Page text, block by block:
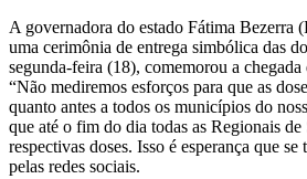
A governadora do estado Fátima Bezerra
uma cerimônia de entrega simbólica das
segunda-feira (18), comemorou a
“Não mediremos esforços para que as
quanto antes a todos os municípios do
que até o fim do dia todas as Regionais de
respectivas doses. Isso é esperança que
pelas redes sociais.